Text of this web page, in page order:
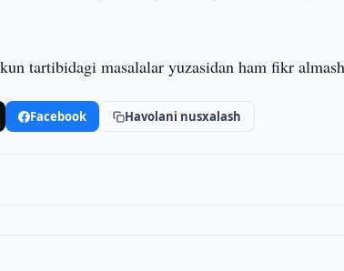
tartibidagi masalalar yuzasidan ham fikr
Facebook Havolani nusxalash